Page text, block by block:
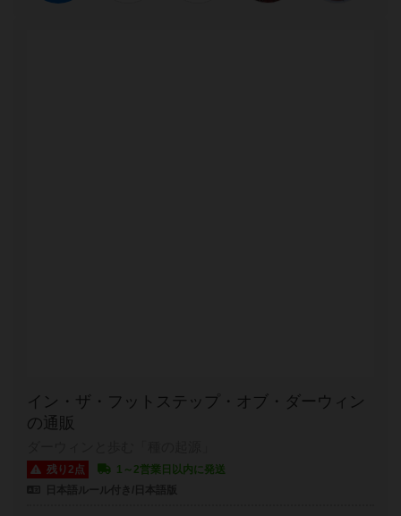
イン・ザ・フットステップ・オブ・ダーウィン
の通販
残り2点
1～2営業日以内に発送